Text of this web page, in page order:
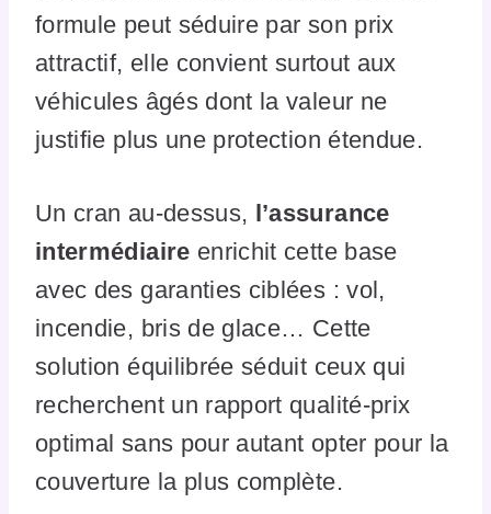
formule peut séduire par son prix
attractif, elle convient surtout aux
véhicules âgés dont la valeur ne
justifie plus une protection étendue.
Un cran au-dessus, l’assurance
intermédiaire enrichit cette base
avec des garanties ciblées : vol,
incendie, bris de glace… Cette
solution équilibrée séduit ceux qui
recherchent un rapport qualité-prix
optimal sans pour autant opter pour la
couverture la plus complète.